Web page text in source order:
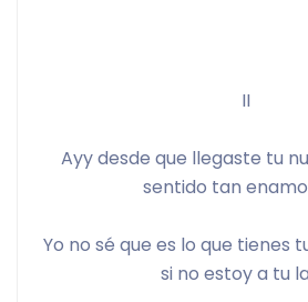
II
Ayy desde que llegaste tu
sentido tan
Yo no sé que es lo que tienes
si no estoy a tu